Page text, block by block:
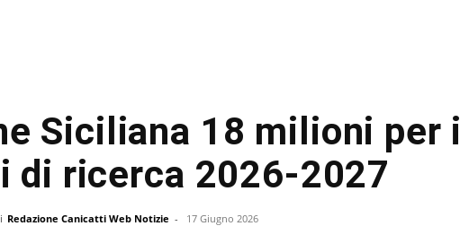
Siciliana 18 milioni per i
di ricerca 2026-2027
Redazione Canicatti Web Notizie - 17 Giugno 2026